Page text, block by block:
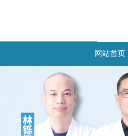
网站首页